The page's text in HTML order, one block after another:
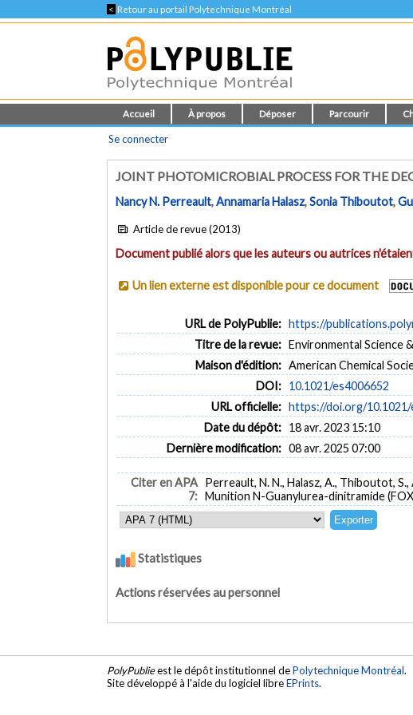
< Retour au portail Polytechnique Montréal
Accueil À propos Déposer Parcourir
Se connecter
JOINT PHOTOMICROBIAL PROCESS FOR THE
Nancy N. Perreault,Annamaria Halasz,Sonia Thiboutot,
Article de revue (2013)
Document publié alors que les auteurs ou autrices
Un lien externe est disponible pour ce document
URL de PolyPublie: https://
Titre de la revue: Environmental Science
Maison d'édition: American Chemical
DOI: 10.1021/es4006652
URL officielle: https://doi.org/10.1021/
Date du dépôt: 18 avr. 2023 15:10
Dernière modification: 08 avr. 2025 07:00
Citer en APA
7:
Perreault, N. N., Halasz, A., Thiboutot,
Munition N-Guanylurea-dinitramide
Statistiques
Actions réservées au personnel
PolyPublieest le dépôt institutionnel dePolytechnique Montréal.
Site développé à l'aide du logiciel libreEPrints.